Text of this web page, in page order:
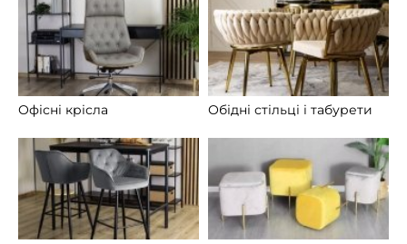
Офісні крісла Обідні стільці і табурети